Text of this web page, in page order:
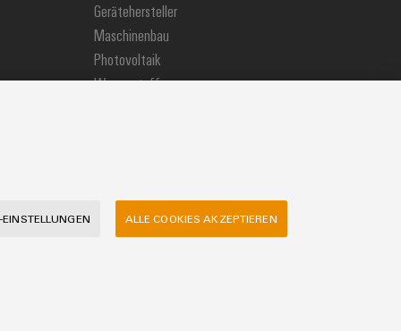
Gerätehersteller
Maschinenbau
Photovoltaik
Wasserstoff
EINSTELLUNGEN ALLE COOKIES AKZEPTIEREN